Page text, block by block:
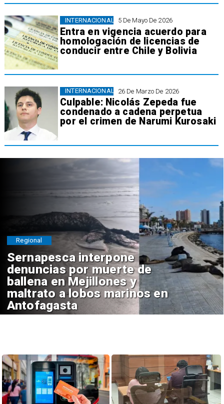
5 De Mayo De 2026
Entra en vigencia acuerdo para
homologación de licencias de
conducir entre Chile y Bolivia
INTERNACIONAL
26 De Marzo De 2026
Culpable: Nicolás Zepeda fue
condenado a cadena perpetua
por el crimen de Narumi Kurosaki
INTERNACIONAL
Sernapesca interpone
denuncias por muerte de
ballena en Mejillones y
maltrato a lobos marinos en
Antofagasta
Regional